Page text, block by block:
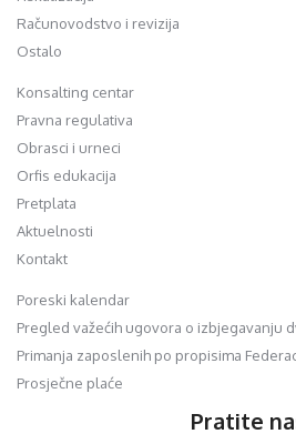
Računovodstvo i revizija
Ostalo
Konsalting centar
Pravna regulativa
Obrasci i urneci
Orfis edukacija
Pretplata
Aktuelnosti
Kontakt
Poreski kalendar
Pregled važećih ugovora o izbjegavanju
Primanja zaposlenih po propisima
Prosječne plaće
Pratite